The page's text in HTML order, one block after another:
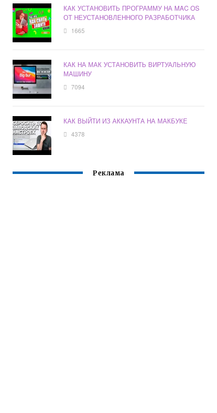
КАК УСТАНОВИТЬ ПРОГРАММУ НА MAC OS
ОТ НЕУСТАНОВЛЕННОГО РАЗРАБОТЧИКА
1665
КАК НА МАК УСТАНОВИТЬ ВИРТУАЛЬНУЮ
МАШИНУ
7094
КАК ВЫЙТИ ИЗ АККАУНТА НА МАКБУКЕ
4378
Реклама